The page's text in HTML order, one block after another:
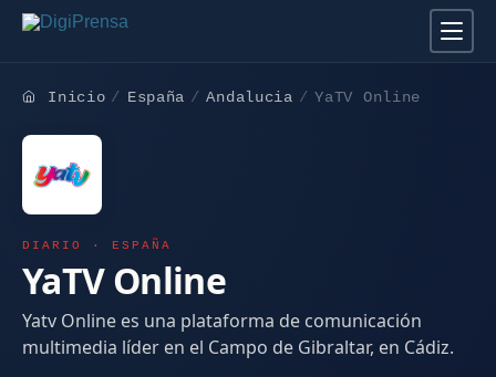
Inicio España Andalucia YaTV Online
DIARIO · ESPAÑA
YaTV Online
Yatv Online es una plataforma de comunicación
multimedia líder en el Campo de Gibraltar, en Cádiz.